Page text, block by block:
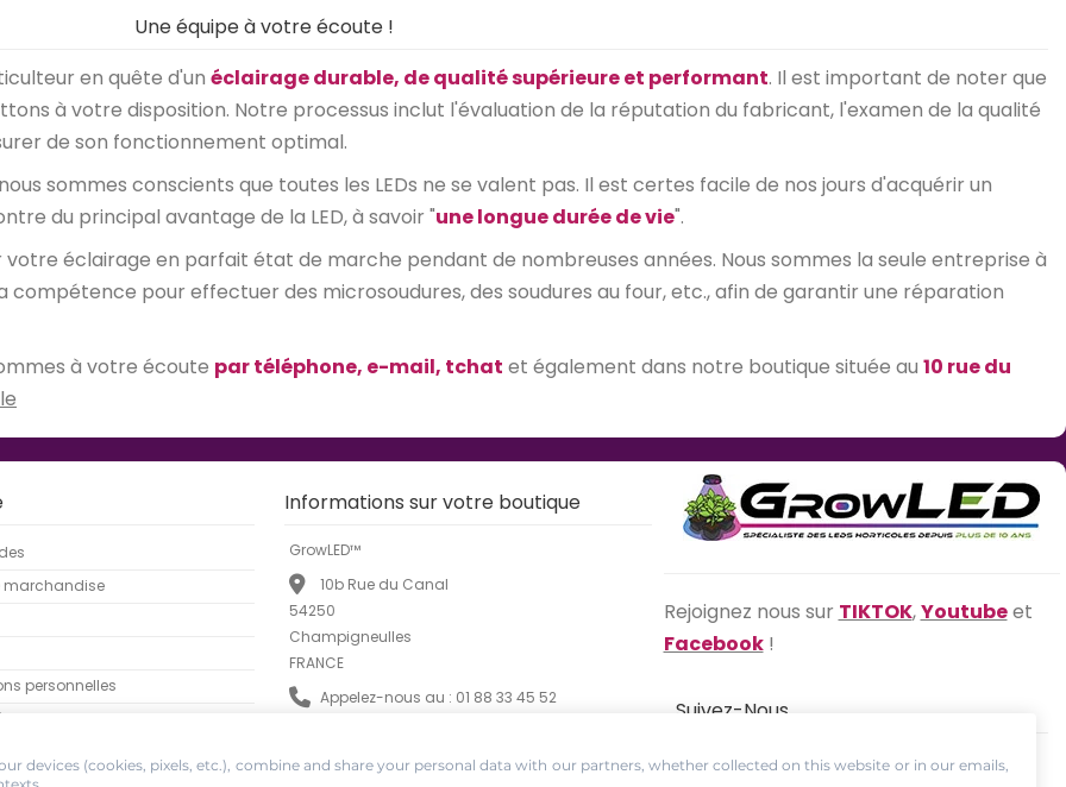
Une équipe à votre écoute !
en quête d'un éclairage durable, de qualité supérieure et performant. Il est important de noter que
à votre disposition. Notre processus inclut l'évaluation de la réputation du fabricant, l'examen de la qualité
de son fonctionnement optimal.
sommes conscients que toutes les LEDs ne se valent pas. Il est certes facile de nos jours d'acquérir un
du principal avantage de la LED, à savoir "une longue durée de vie".
votre éclairage en parfait état de marche pendant de nombreuses années. Nous sommes la seule entreprise à
compétence pour effectuer des microsoudures, des soudures au four, etc., afin de garantir une réparation
à votre écoute par téléphone, e-mail, tchat et également dans notre boutique située au 10 rue du
marchandise
personnelles
Informations sur votre boutique
GrowLED™
10b Rue du Canal
54250
Champigneulles
FRANCE
Appelez-nous au : 01 88 33 45 52
Rejoignez nous sur TIKTOK,Youtubeet
Facebook!
Suivez-Nous
Facebook
Youtube
Instagram
devices (cookies, pixels, etc.), combine and share your personal data with our partners, whether collected on this website or in our emails,